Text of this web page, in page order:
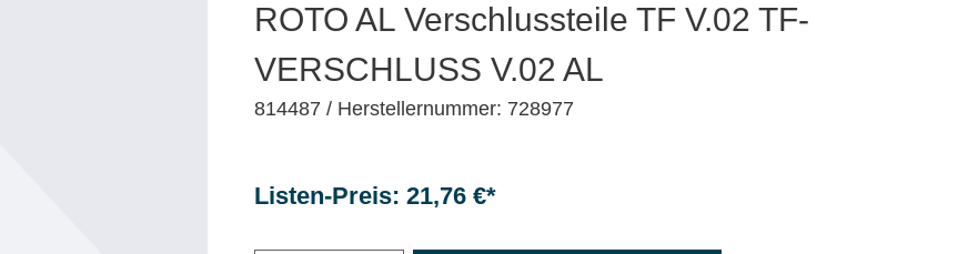
ROTO AL Verschlussteile TF V.02 TF-
VERSCHLUSS V.02 AL
814487 / Herstellernummer: 728977
Listen-Preis: 21,76 €*